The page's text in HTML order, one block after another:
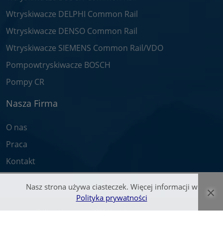
Nasz strona używa ciasteczek. Więcej informacji w
Polityka prywatności
×
Wtryskiwacze DELPHI Common Rail
Wtryskiwacze DENSO Common Rail
Wtryskiwacze SIEMENS Common Rail/VDO
Pompowtryskiwacze BOSCH
Pompy CR
Nasza Firma
O nas
Praca
Kontakt
© Wtryskiwacz.com 2026. Wszelkie prawa zastrzeżone.